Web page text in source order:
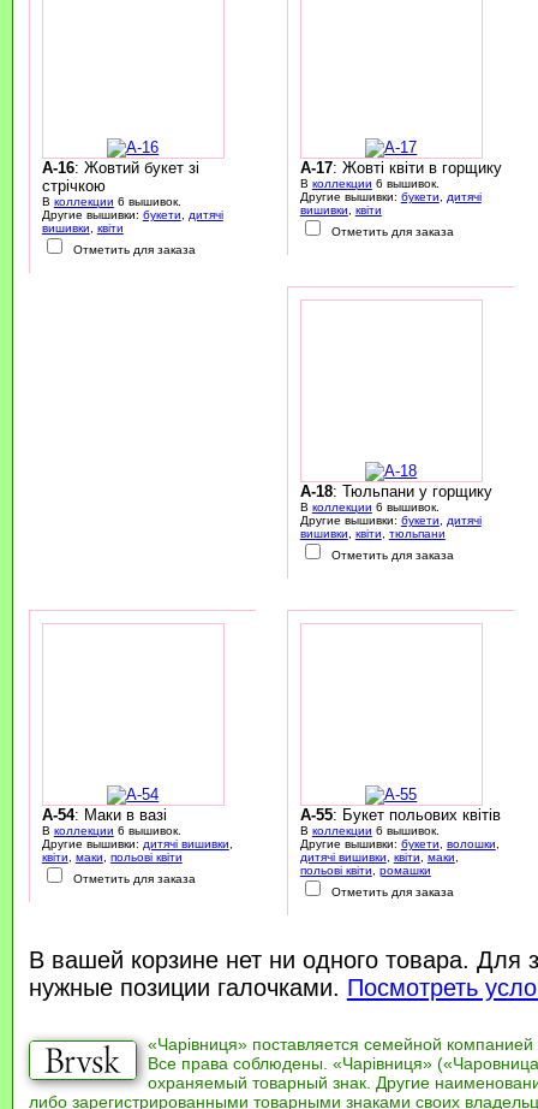
A-16: Жовтий букет зі
стрічкою
В коллекции 6 вышивок.
Другие вышивки: букети, дитячі
вишивки, квіти
Отметить для заказа
A-17: Жовті квіти в горщику
В коллекции 6 вышивок.
Другие вышивки: букети, дитячі
вишивки, квіти
Отметить для заказа
A-18: Тюльпани у горщику
В коллекции 6 вышивок.
Другие вышивки: букети, дитячі
вишивки, квіти, тюльпани
Отметить для заказа
A-54: Маки в вазі
В коллекции 6 вышивок.
Другие вышивки: дитячі вишивки,
квіти, маки, польові квіти
Отметить для заказа
A-55: Букет польових квітів
В коллекции 6 вышивок.
Другие вышивки: букети, волошки,
дитячі вишивки, квіти, маки,
польові квіти, ромашки
Отметить для заказа
В вашей корзине нет ни одного товара. Для
нужные позиции галочками. Посмотреть
«Чарівниця» поставляется семейной компанией
Все права соблюдены. «Чарівниця»
охраняемый товарный знак. Другие
либо зарегистрированными товарными знаками своих